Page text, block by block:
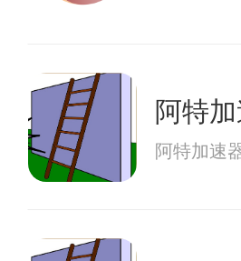
阿特
阿特加速